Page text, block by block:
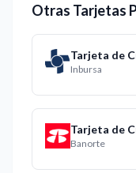
Otras Tarjetas
Tarjeta de
Inbursa
Tarjeta de
Banorte